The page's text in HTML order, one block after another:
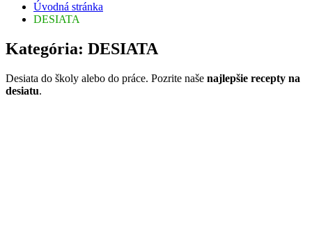
Úvodná stránka
DESIATA
Kategória: DESIATA
Desiata do školy alebo do práce. Pozrite naše najlepšie recepty na
desiatu.